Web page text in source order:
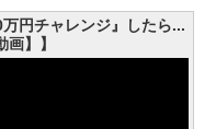
円チャレンジ』したら...
画】】